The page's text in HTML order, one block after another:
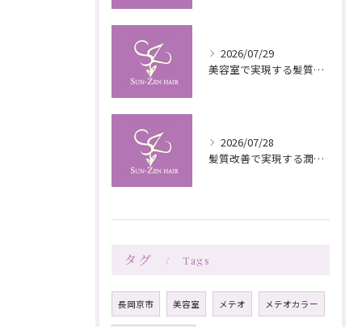
2026/07/29
美容室で実現する髪質改善の栄養補給技術
2026/07/28
髪質改善で実現する潤いと栄養のある美髪ケア
タグ Tags
長岡京市 美容室 メテオ メテオカラー